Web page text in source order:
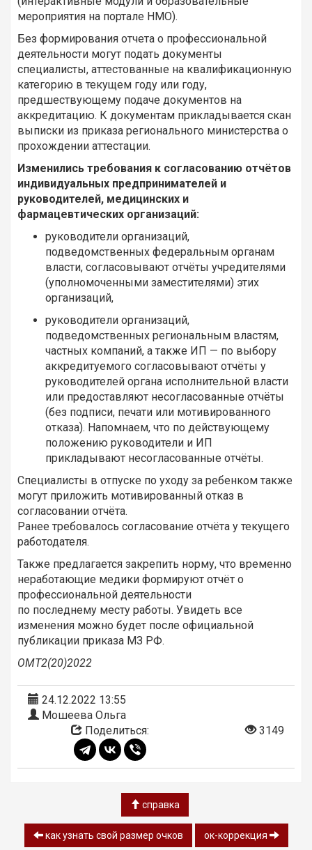
мероприятия на портале НМО).
Без формирования отчета о профессиональной
деятельности могут подать документы
специалисты, аттестованные на квалификационную
категорию в текущем году или году,
предшествующему подаче документов на
аккредитацию. К документам прикладывается скан
выписки из приказа регионального министерства о
прохождении аттестации.
Изменились требования к согласованию отчётов
индивидуальных предпринимателей и
руководителей, медицинских и
фармацевтических организаций:
руководители организаций,
подведомственных федеральным органам
власти, согласовывают отчёты учредителями
(уполномоченными заместителями) этих
организаций,
руководители организаций,
подведомственных региональным властям,
частных компаний, а также ИП — по выбору
аккредитуемого согласовывают отчёты у
руководителей органа исполнительной власти
или предоставляют несогласованные отчёты
(без подписи, печати или мотивированного
отказа). Напомнаем, что по действующему
положению руководители и ИП
прикладывают несогласованные отчёты.
Специалисты в отпуске по уходу за ребенком также
могут приложить мотивированный отказ в
согласовании отчёта.
Ранее требовалось согласование отчёта у текущего
работодателя.
Также предлагается закрепить норму, что временно
неработающие медики формируют отчёт о
профессиональной деятельности
по последнему месту работы. Увидеть все
изменения можно будет после официальной
публикации приказа МЗ РФ.
ОМТ2(20)2022
24.12.2022 13:55
Мошеева Ольга
Поделиться:
3149
справка
как узнать свой размер очков ок-коррекция